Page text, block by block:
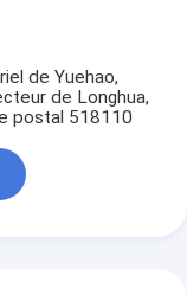
de Yuehao,
de Longhua,
postal 518110